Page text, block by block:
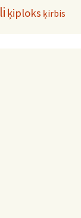
ķiploks ķirbis